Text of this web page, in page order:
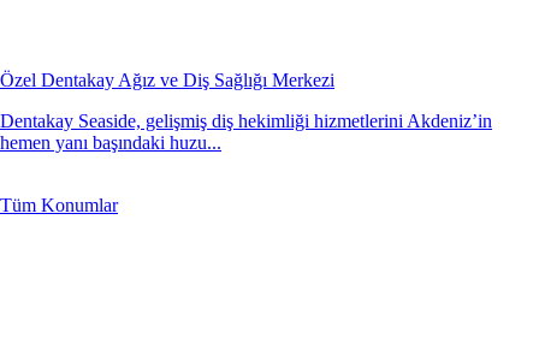
Özel Dentakay Ağız ve Diş Sağlığı Merkezi
Dentakay Seaside, gelişmiş diş hekimliği hizmetlerini Akdeniz’in
hemen yanı başındaki huzu...
Tüm Konumlar